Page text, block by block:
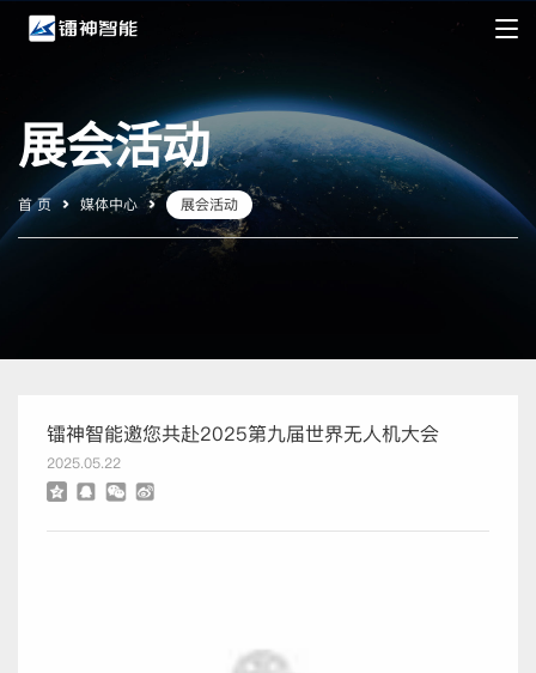
展会活动
首 页 媒体中心 展会活动
镭神智能邀您共赴2025第九届世界无人机大会
2025.05.22